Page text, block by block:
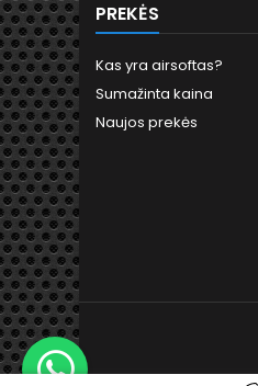
PREKĖS
Kas yra airsoftas?
Sumažinta kaina
Naujos prekės